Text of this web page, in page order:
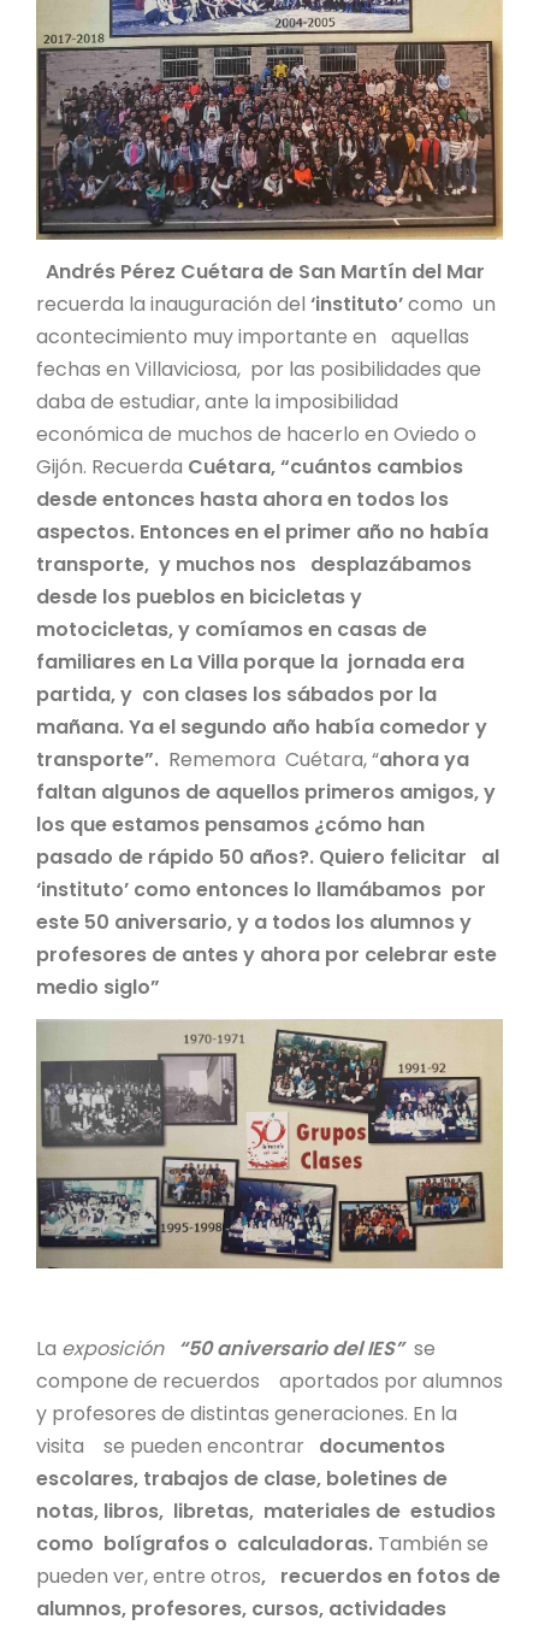
Andrés Pérez Cuétara de San Martín del Mar
recuerda la inauguración del ‘instituto’como un
acontecimiento muy importante en aquellas
fechas en Villaviciosa, por las posibilidades que
daba de estudiar, ante la imposibilidad
económica de muchos de hacerlo en Oviedo o
Gijón. Recuerda Cuétara, “cuántos cambios
desde entonces hasta ahora en todos los
aspectos. Entonces en el primer año no había
transporte, y muchos nos desplazábamos
desde los pueblos en bicicletas y
motocicletas, y comíamos en casas de
familiares en La Villa porque la jornada era
partida, y con clases los sábados por la
mañana. Ya el segundo año había comedor y
transporte”. Rememora Cuétara, “ahora ya
faltan algunos de aquellos primeros amigos, y
los que estamos pensamos ¿cómo han
pasado de rápido 50 años?. Quiero felicitar al
‘instituto’ como entonces lo llamábamos por
este 50 aniversario, y a todos los alumnos y
profesores de antes y ahora por celebrar este
medio siglo”
La exposición “50 aniversario del IES”se
compone de recuerdos aportados por alumnos
y profesores de distintas generaciones. En la
visita se pueden encontrar documentos
escolares, trabajos de clase, boletines de
notas, libros, libretas, materiales de estudios
como bolígrafos o calculadoras. También se
pueden ver, entre otros, recuerdos en fotos de
alumnos, profesores, cursos, actividades